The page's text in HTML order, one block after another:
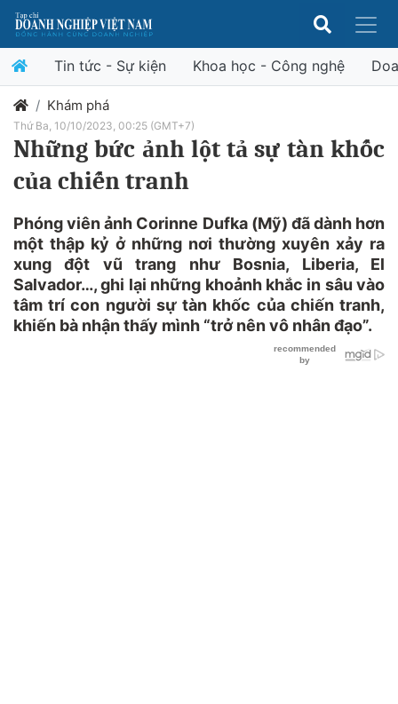
Tin tức - Sự kiện Khoa học - Công nghệ
Khám phá
Thứ Ba, 10/10/2023, 00:25 (GMT+7)
Những bức ảnh lột tả sự tàn khốc
của chiến tranh
Phóng viên ảnh Corinne Dufka (Mỹ) đã dành hơn
một thập kỷ ở những nơi thường xuyên xảy ra
xung đột vũ trang như Bosnia, Liberia, El
Salvador…, ghi lại những khoảnh khắc in sâu vào
tâm trí con người sự tàn khốc của chiến tranh,
khiến bà nhận thấy mình “trở nên vô nhân đạo”.